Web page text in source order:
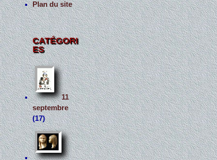
Plan du site
CATÉGORI
ES
11
septembre
(17)